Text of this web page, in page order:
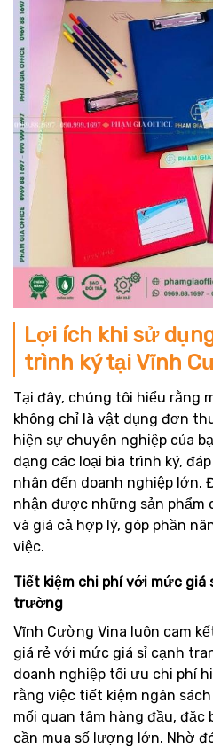
Lợi ích khi sử
trình ký tại Vĩnh
Tại đây, chúng tôi hiểu rằng
không chỉ là vật dụng đơn
hiện sự chuyên nghiệp của
dạng các loại bìa trình ký,
nhân đến doanh nghiệp lớn.
nhận được những sản phẩm
và giá cả hợp lý, góp phần
việc.
Tiết kiệm chi phí với mức
trường
Vĩnh Cường Vina luôn cam
giá rẻ với mức giá sỉ cạnh
doanh nghiệp tối ưu chi phí
rằng việc tiết kiệm ngân
mối quan tâm hàng đầu,
cần mua số lượng lớn. Nhờ